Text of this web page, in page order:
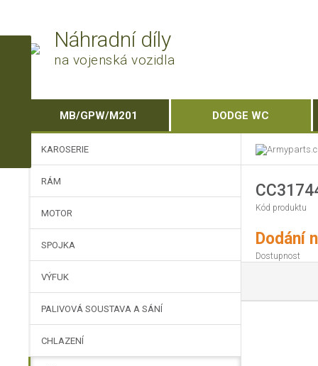
Náhradní díly
na vojenská vozidla
MB/GPW/M201 DODGE WC
Kód produktu
Dodání
Dostupnost
KAROSERIE
RÁM
MOTOR
SPOJKA
VÝFUK
PALIVOVÁ SOUSTAVA A SÁNÍ
CHLAZENÍ